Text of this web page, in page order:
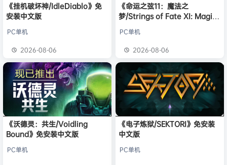
《挂机破坏神/IdleDiablo》免
安装中文版
PC单机
2026-08-06
《命运之弦11：魔法之
梦/Strings of Fate XI: Magic
PC单机
2026-08-06
《沃德灵：共生/Voidling
Bound》免安装中文版
PC单机
《电子炼狱/SEKTORI》免安装
中文版
PC单机